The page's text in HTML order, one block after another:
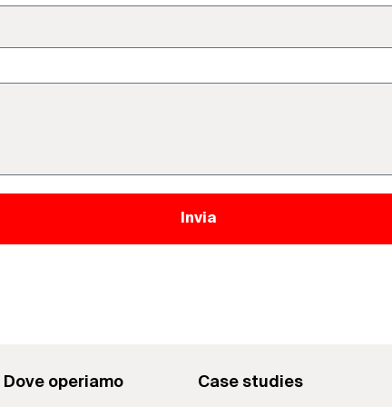
Invia
Dove operiamo Case studies